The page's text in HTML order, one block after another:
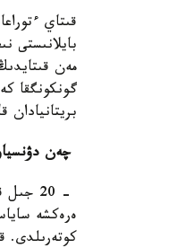
قىتاي
بايلانىستى
مەن
چەن
- 20
ەرەكشە
كوتەرىلدى.